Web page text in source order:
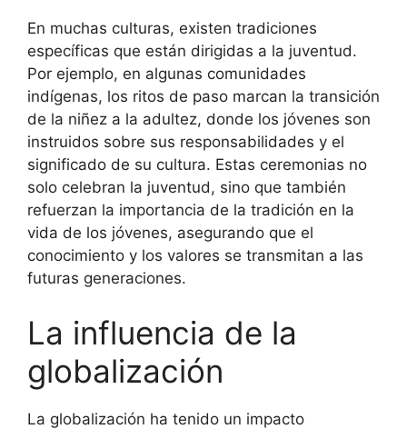
En muchas culturas, existen tradiciones
específicas que están dirigidas a la juventud.
Por ejemplo, en algunas comunidades
indígenas, los ritos de paso marcan la transición
de la niñez a la adultez, donde los jóvenes son
instruidos sobre sus responsabilidades y el
significado de su cultura. Estas ceremonias no
solo celebran la juventud, sino que también
refuerzan la importancia de la tradición en la
vida de los jóvenes, asegurando que el
conocimiento y los valores se transmitan a las
futuras generaciones.
La influencia de la
globalización
La globalización ha tenido un impacto